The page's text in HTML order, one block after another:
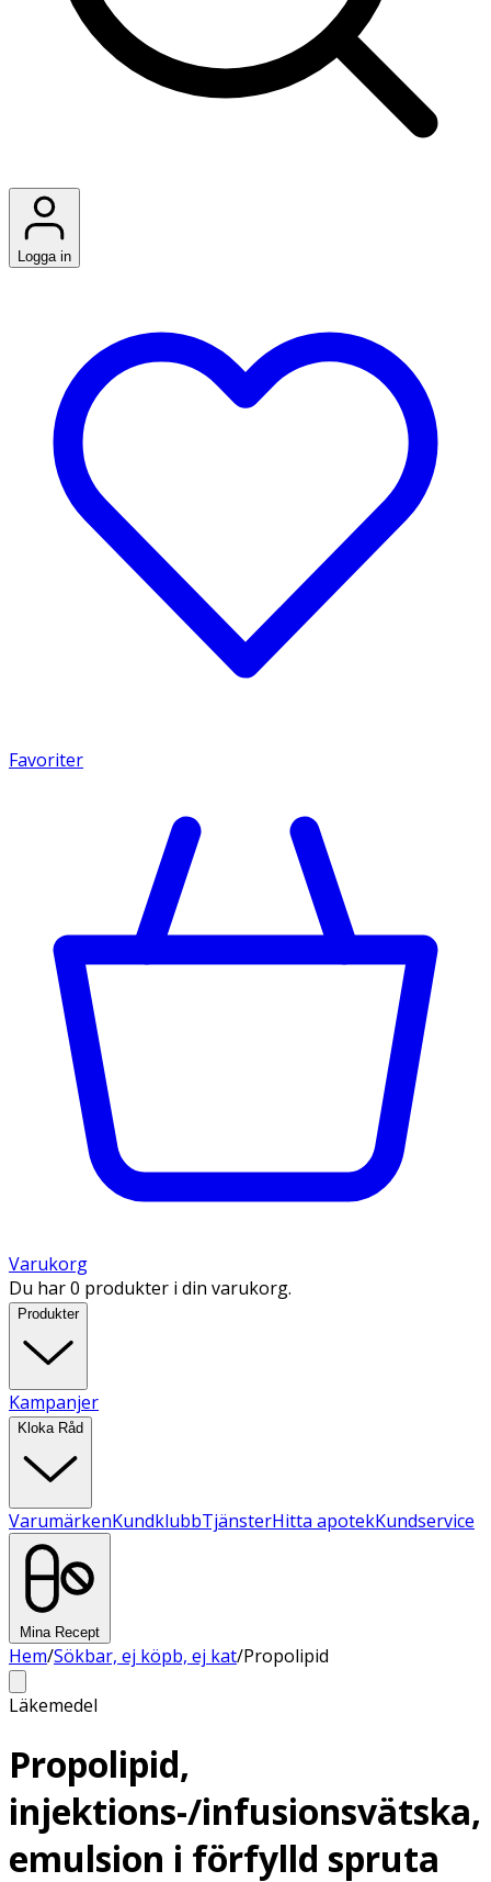
Logga in
Favoriter
Varukorg
Du har 0 produkter i din varukorg.
Produkter
Kampanjer
Kloka Råd
VarumärkenKundklubbTjänsterHitta apotekKundservice
Mina Recept
Hem/Sökbar, ej köpb, ej kat/Propolipid
Läkemedel
Propolipid,
injektions-/infusionsvätska,
emulsion i förfylld spruta